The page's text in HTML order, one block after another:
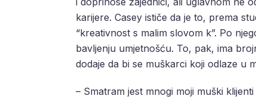
karijere. Casey ističe da je to, prema
“kreativnost s malim slovom k”. Po
bavljenju umjetnošću. To, pak, ima
dodaje da bi se muškarci koji odlaze u
– Smatram jest mnogi moji muški